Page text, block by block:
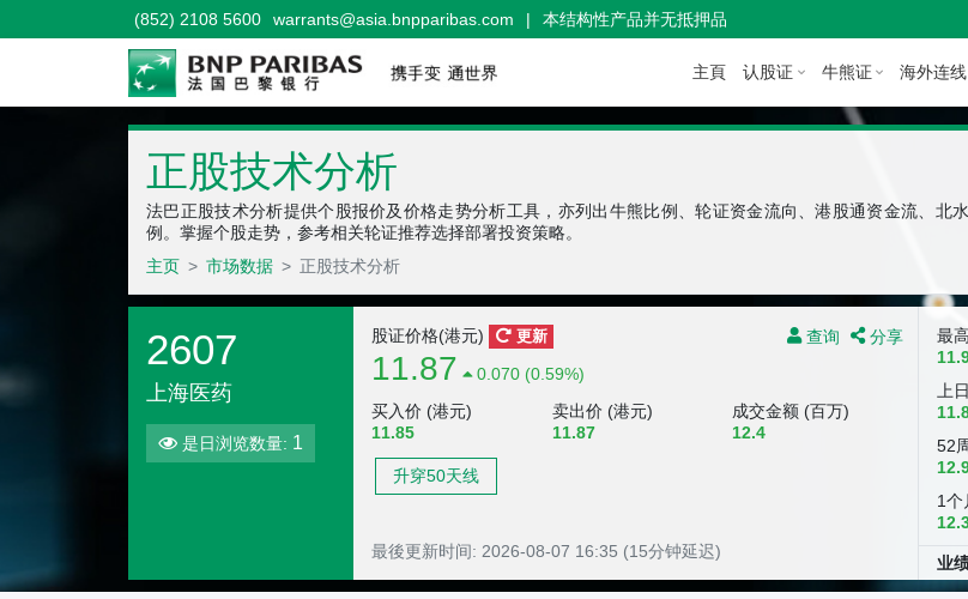
(852) 2108 5600 warrants@asia.bnpparibas.com | 本结构性产品并无抵押品
主頁 认股证 牛熊证 海外连线
正股技术分析
法巴正股技术分析提供个股报价及价格走势分析工具，亦列出牛熊比例、轮证资金流向、港股通资金流、北
例。掌握个股走势，参考相关轮证推荐选择部署投资策略。
主页
市场数据 正股技术分析
2607
上海医药
是日浏览数量: 1
查询 分享
股证价格(港元) 更新
11.87
0.070 (0.59%)
买入价 (港元)
11.85
卖出价 (港元)
11.87
成交金额 (百万)
12.4
升穿50天线
最後更新时间: 2026-08-07 16:35 (15分钟延迟)
最
上
52
1个
业